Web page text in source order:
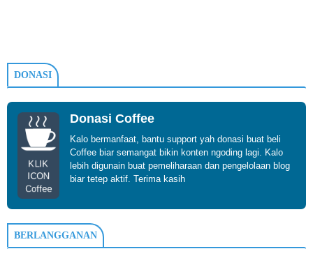
DONASI
KLIK
ICON
Coffee
Donasi Coffee
Kalo bermanfaat, bantu support yah donasi buat beli
Coffee biar semangat bikin konten ngoding lagi. Kalo
lebih digunain buat pemeliharaan dan pengelolaan blog
biar tetep aktif. Terima kasih
BERLANGGANAN